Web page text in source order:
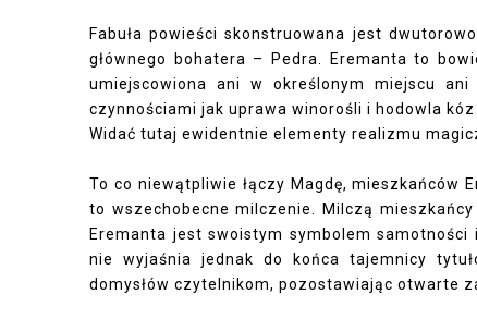
Fabuła powieści skonstruowana jest
głównego bohatera – Pedra. Eremanta to
umiejscowiona ani w określonym miejscu
czynnościami jak uprawa winorośli i hodowla
Widać tutaj ewidentnie elementy realizmu
To co niewątpliwie łączy Magdę, mieszkańców
to wszechobecne milczenie. Milczą
Eremanta jest swoistym symbolem
nie wyjaśnia jednak do końca tajemnicy
domysłów czytelnikom, pozostawiając otwarte